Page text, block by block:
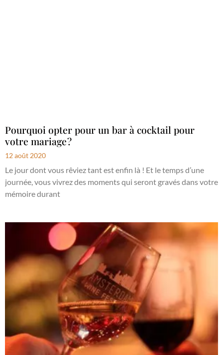
Pourquoi opter pour un bar à cocktail pour
votre mariage ?
12 août 2020
Le jour dont vous rêviez tant est enfin là ! Et le temps d’une
journée, vous vivrez des moments qui seront gravés dans votre
mémoire durant